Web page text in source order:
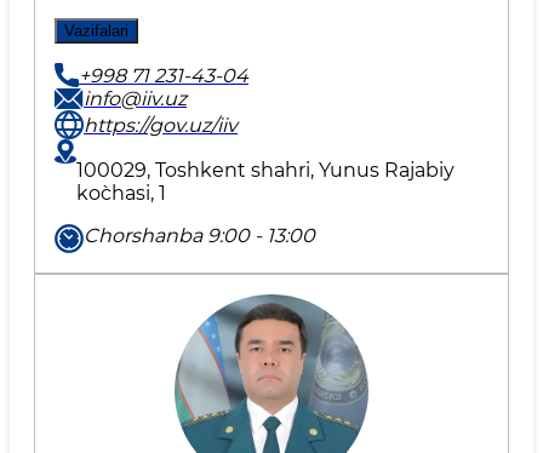
Vazifalari
+998 71 231-43-04
info@iiv.uz
https://gov.uz/iiv
100029, Toshkent shahri, Yunus Rаjаbiy
ko`chаsi, 1
Chorshanba 9:00 - 13:00